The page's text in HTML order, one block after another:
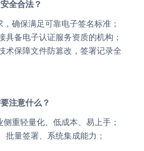
全合法？
，确保满足可靠电子签名标准；
具备电子认证服务资质的机构；
术保障文件防篡改，签署记录全
注意什么？
侧重轻量化、低成本、易上手；
批量签署、系统集成能力；